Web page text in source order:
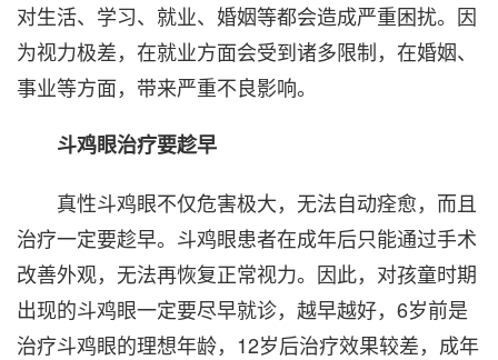
对生活、学习、就业、婚姻等都会造成严重困扰。因
为视力极差，在就业方面会受到诸多限制，在婚姻、
事业等方面，带来严重不良影响。
斗鸡眼治疗要趁早
真性斗鸡眼不仅危害极大，无法自动痊愈，而且
治疗一定要趁早。斗鸡眼患者在成年后只能通过手术
改善外观，无法再恢复正常视力。因此，对孩童时期
出现的斗鸡眼一定要尽早就诊，越早越好，6岁前是
治疗斗鸡眼的理想年龄，12岁后治疗效果较差，成年